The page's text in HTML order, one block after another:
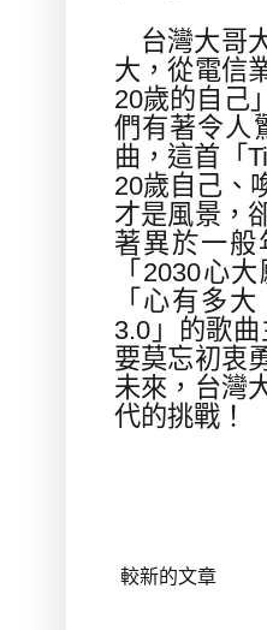
台灣大哥
大，從電信
20歲的自己
們有著令人
曲 ，這首 「
20歲自己、
才是風景，
著異於一
「 2030心大
「心有多
3.0 」的歌曲
要莫忘初衷
未來，台灣
代的挑戰！
較新的文章